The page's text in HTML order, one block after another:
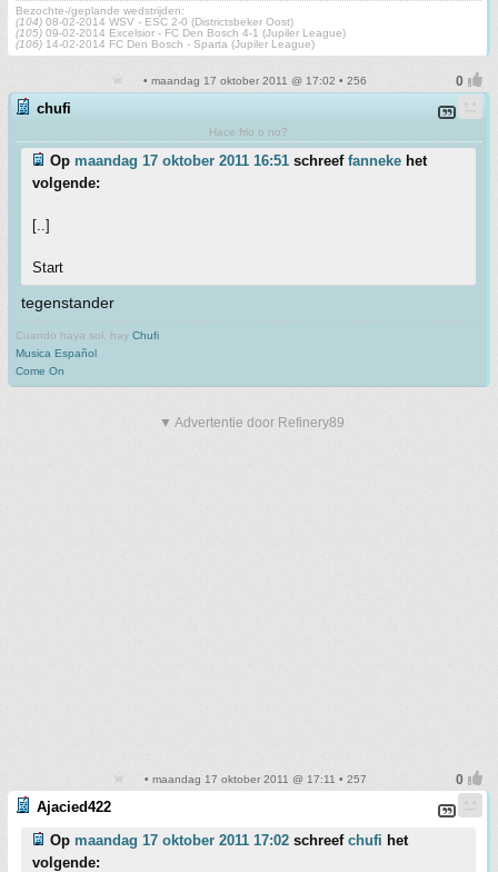
Bezochte-/geplande wedstrijden:
(104) 08-02-2014 WSV - ESC 2-0 (Districtsbeker Oost)
(105) 09-02-2014 Excelsior - FC Den Bosch 4-1 (Jupiler League)
(106) 14-02-2014 FC Den Bosch - Sparta (Jupiler League)
• maandag 17 oktober 2011 @ 17:02 • 256
chufi
Hace frio o no?
Op maandag 17 oktober 2011 16:51 schreef fanneke het
volgende:
[..]
Start
tegenstander
Cuando haya sol, hay Chufi
Musica Español
Come On
▼ Advertentie door Refinery89
• maandag 17 oktober 2011 @ 17:11 • 257
Ajacied422
Op maandag 17 oktober 2011 17:02 schreef chufi het
volgende: